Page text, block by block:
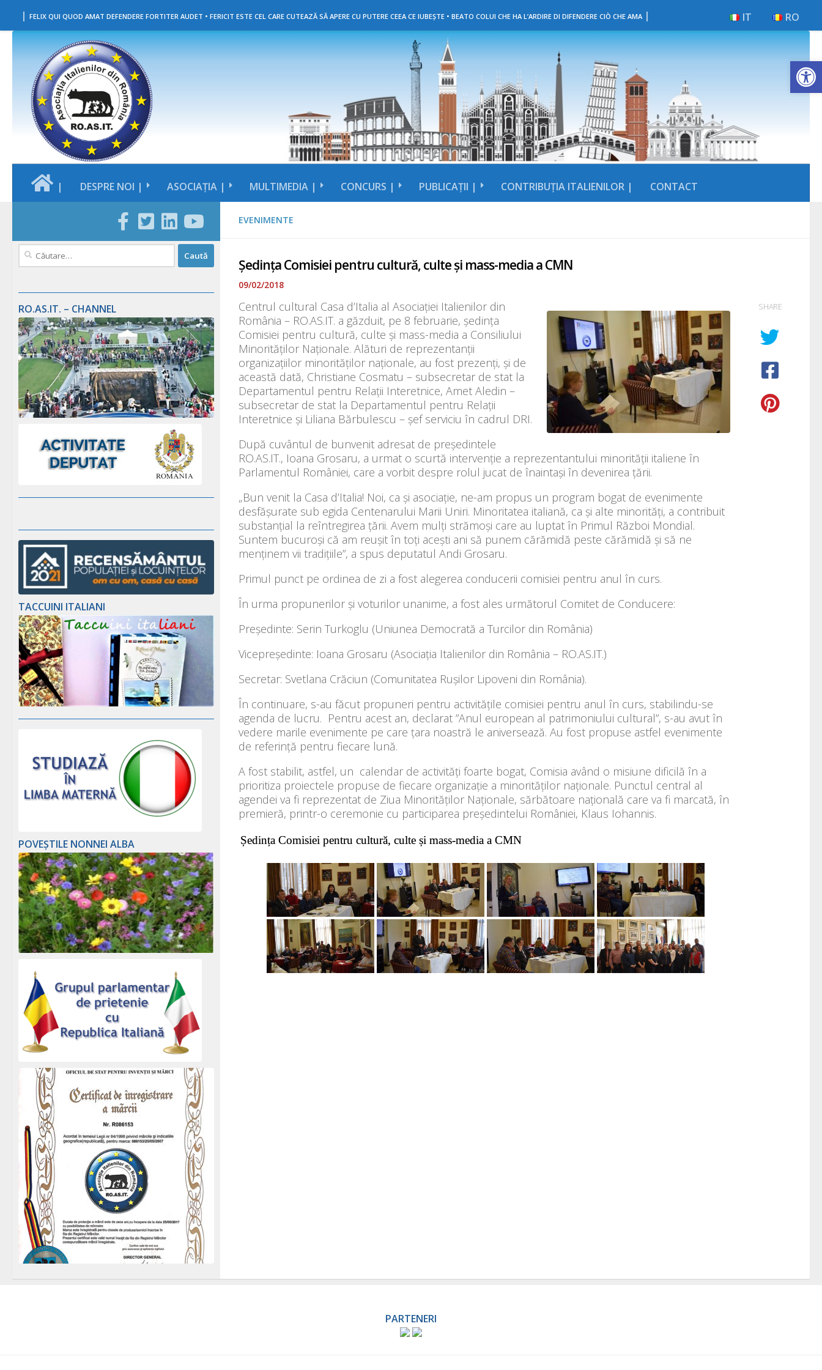
Skip to content
| FELIX QUI QUOD AMAT DEFENDERE FORTITER AUDET • FERICIT ESTE CEL CARE CUTEAZĂ SĂ APERE CU PUTERE CEEA CE IUBEȘTE • BEATO COLUI CHE HA L’ARDIRE DI DIFENDERE CIÒ CHE AMA | RO
IT
| DESPRE NOI | ASOCIAȚIA | MULTIMEDIA | CONCURS | PUBLICAȚII | CONTRIBUȚIA ITALIENILOR | CONTACT
EVENIMENTE
Ședința Comisiei pentru cultură, culte și mass-media a CMN
09/02/2018
Centrul cultural Casa d’Italia al Asociației Italienilor din
România – RO.AS.IT. a găzduit, pe 8 februarie, ședința
Comisiei pentru cultură, culte și mass-media a Consiliului
Minorităților Naționale. Alături de reprezentanții
organizațiilor minorităților naționale, au fost prezenți, și de
această dată, Christiane Cosmatu – subsecretar de stat la
Departamentul pentru Relații Interetnice, Amet Aledin –
subsecretar de stat la Departamentul pentru Relații
Interetnice și Liliana Bărbulescu – șef serviciu în cadrul DRI.
După cuvântul de bunvenit adresat de președintele
RO.AS.IT., Ioana Grosaru, a urmat o scurtă intervenție a reprezentantului minorității italiene în
Parlamentul României, care a vorbit despre rolul jucat de înaintași în devenirea țării.
„Bun venit la Casa d’Italia! Noi, ca și asociație, ne-am propus un program bogat de evenimente
desfășurate sub egida Centenarului Marii Uniri. Minoritatea italiană, ca și alte minorități, a contribuit
substanțial la reîntregirea țării. Avem mulți strămoși care au luptat în Primul Război Mondial.
Suntem bucuroși că am reușit în toți acești ani să punem cărămidă peste cărămidă și să ne
menținem vii tradițiile”, a spus deputatul Andi Grosaru.
Primul punct pe ordinea de zi a fost alegerea conducerii comisiei pentru anul în curs.
În urma propunerilor și voturilor unanime, a fost ales următorul Comitet de Conducere:
Preşedinte: Serin Turkoglu (Uniunea Democrată a Turcilor din România)
Vicepreşedinte: Ioana Grosaru (Asociația Italienilor din România – RO.AS.IT.)
Secretar: Svetlana Crăciun (Comunitatea Ruşilor Lipoveni din România).
În continuare, s-au făcut propuneri pentru activitățile comisiei pentru anul în curs, stabilindu-se
agenda de lucru. Pentru acest an, declarat ”Anul european al patrimoniului cultural”, s-au avut în
vedere marile evenimente pe care țara noastră le aniversează. Au fost propuse astfel evenimente
de referință pentru fiecare lună.
A fost stabilit, astfel, un calendar de activități foarte bogat, Comisia având o misiune dificilă în a
prioritiza proiectele propuse de fiecare organizație a minorităților naționale. Punctul central al
agendei va fi reprezentat de Ziua Minorităților Naționale, sărbătoare națională care va fi marcată, în
premieră, printr-o ceremonie cu participarea președintelui României, Klaus Iohannis.
Ședința Comisiei pentru cultură, culte și mass-media a CMN
SHARE
Caută
RO.AS.IT. – CHANNEL
TACCUINI ITALIANI
POVEȘTILE NONNEI ALBA
PARTENERI